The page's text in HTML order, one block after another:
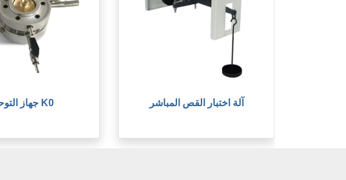
جهاز التوحيد K0 آلة اختبار القص المباشر